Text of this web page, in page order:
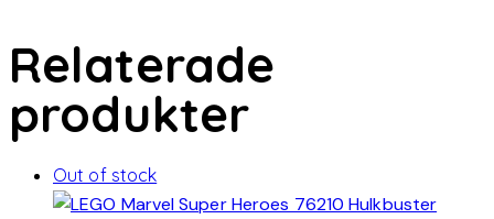
Relaterade
produkter
Out of stock